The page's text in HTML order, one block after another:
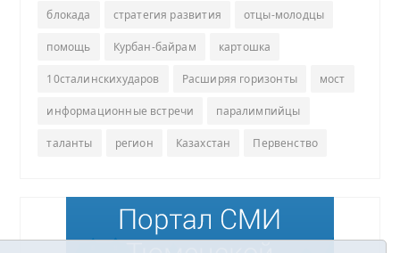
блокада стратегия развития отцы-молодцы
помощь Курбан-байрам картошка
10сталинскихударов Расширяя горизонты мост
информационные встречи паралимпийцы
таланты регион Казахстан Первенство